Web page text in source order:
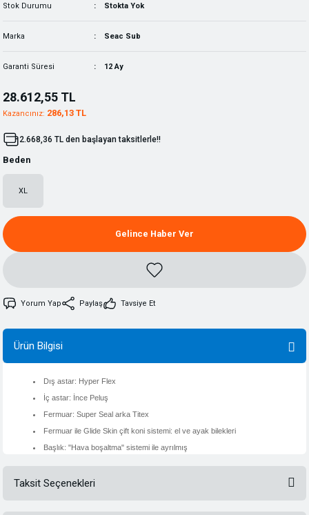
Stok Durumu Stokta Yok
Marka Seac Sub
Garanti Süresi 12 Ay
28.612,55 TL
Kazancınız: 286,13 TL
2.668,36 TL den başlayan taksitlerle!!
Beden
XL
Gelince Haber Ver
Yorum Yap Paylaş Tavsiye Et
Ürün Bilgisi
Dış astar: Hyper Flex
İç astar: İnce Peluş
Fermuar: Super Seal arka Titex
Fermuar ile Glide Skin çift koni sistemi: el ve ayak bilekleri
Başlık: "Hava boşaltma" sistemi ile ayrılmış
Taksit Seçenekleri